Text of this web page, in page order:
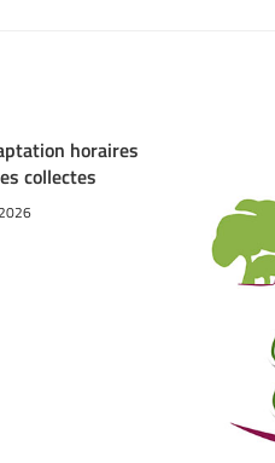
horaires
collectes